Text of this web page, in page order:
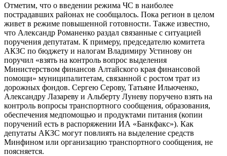
Отметим, что о введении режима ЧС в наиболее
пострадавших районах не сообщалось. Пока регион в целом
живет в режиме повышенной готовности. Также известно,
что Александр Романенко раздал связанные с ситуацией
поручения депутатам. К примеру, председателю комитета
АКЗС по бюджету и налогам Владимиру Устинову он
поручил «взять на контроль вопрос выделения
Министерством финансов Алтайского края финансовой
помощи» муниципалитетам, связанной с ростом трат из
дорожных фондов. Сергею Серову, Татьяне Ильюченко,
Александру Лазареву и Альберту Луневу поручено взять на
контроль вопросы транспортного сообщения, образования,
обеспечения медпомощью и продуктами питания (копии
поручений есть в распоряжении ИА «Банкфакс»). Как
депутаты АКЗС могут повлиять на выделение средств
Минфином или организацию транспортного сообщения, не
поясняется.